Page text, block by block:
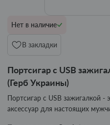
Нет в наличие
В закладки
Портсигар с USB
(Герб Украины)
Портсигар с USB зажигалкой -
аксессуар для настоящих